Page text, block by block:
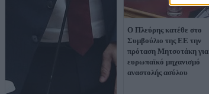
Ο Πλεύρης κατέθε στο
Συμβούλιο της ΕΕ την
πρόταση Μητσοτάκη για
ευρωπαϊκό μηχανισμό
αναστολής ασύλου